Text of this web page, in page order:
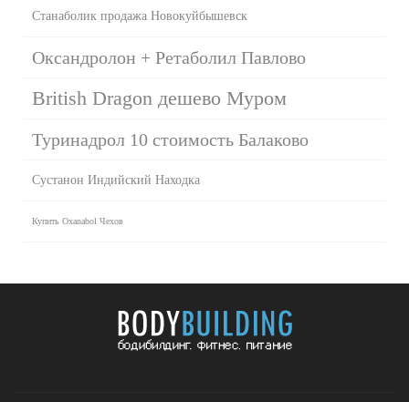
Станаболик продажа Новокуйбышевск
Оксандролон + Ретаболил Павлово
British Dragon дешево Муром
Туринадрол 10 стоимость Балаково
Сустанон Индийский Находка
Купить Oxanabol Чехов